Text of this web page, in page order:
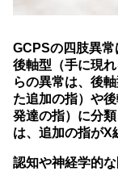
GCPSの四肢異
後軸型（手に現
らの異常は、後
た追加の指）や
発達の指）に分
は、追加の指がX
認知や神経学的な